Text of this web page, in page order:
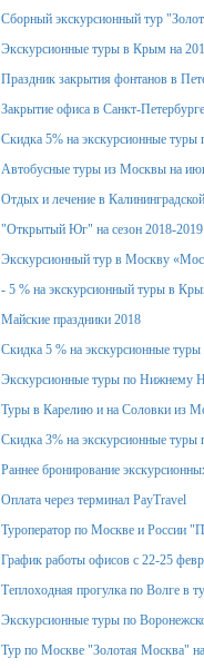
Сборный экскурсионный тур
Экскурсионные туры в Крым на
Праздник закрытия фонтанов в
Закрытие офиса в Санкт-
Скидка 5% на экскурсионные
Автобусные туры из Москвы на
Отдых и лечение в
"Открытый Юг" на сезон 2018-2019
Экскурсионный тур в Москву
- 5 % на экскурсионный туры в
Майские праздники 2018
Скидка 5 % на экскурсионные
Экскурсионные туры по Нижнему
Туры в Карелию и на Соловки из
Скидка 3% на экскурсионные
Раннее бронирование
Оплата через терминал PayTravel
Туроператор по Москве и России
График работы офисов с 22-25
Теплоходная прогулка по Волге в
Экскурсионные туры по
Тур по Москве "Золотая Москва"